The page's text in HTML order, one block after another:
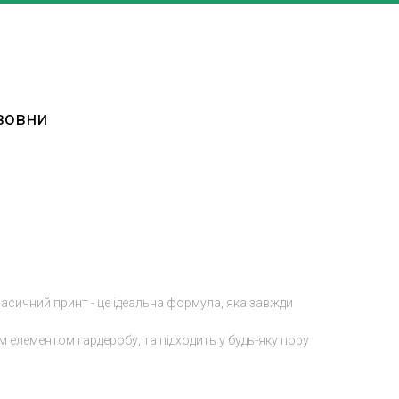
принт - це ідеальна формула, яка завжди
елементом гардеробу, та підходить у будь-яку пору